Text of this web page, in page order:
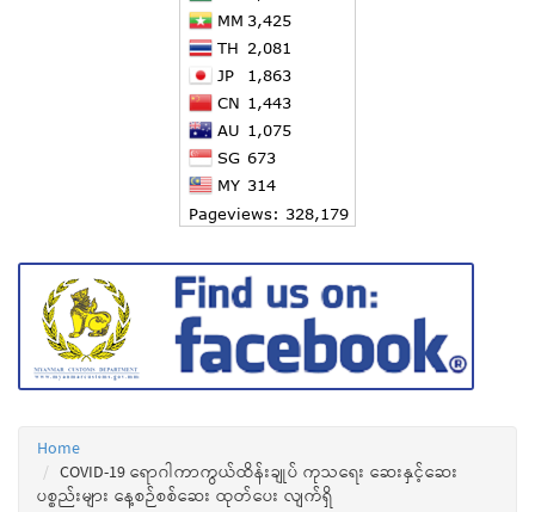
Home
COVID-19 ရောဂါကာကွယ်ထိန်းချုပ် ကုသရေး ဆေးနှင့်ဆေး
ပစ္စည်းများ နေ့စဉ်စစ်ဆေး ထုတ်ပေး လျက်ရှိ